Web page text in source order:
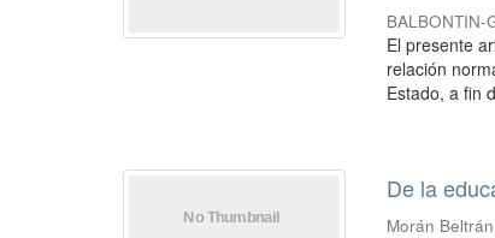
BALBONTIN-
El presente
relación
Estado, a fin
De la
Morán